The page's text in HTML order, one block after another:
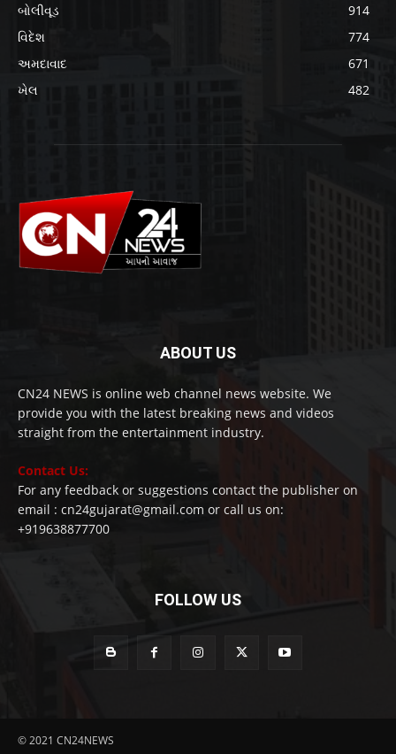
બોલીવૂડ
914
વિદેશ
774
અમદાવાદ
671
ખેલ
482
ABOUT US
CN24 NEWS is online web channel news website. We
provide you with the latest breaking news and videos
straight from the entertainment industry.
Contact Us:
For any feedback or suggestions contact the publisher on
email : cn24gujarat@gmail.com or call us on:
+919638877700
FOLLOW US
© 2021 CN24NEWS